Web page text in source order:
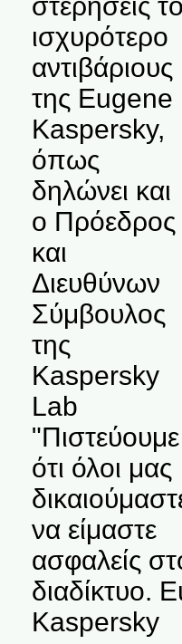
ισχυρότερο
αντιβάριους
της Eugene
Kaspersky,
όπως
δηλώνει και
ο Πρόεδρος
και
Διευθύνων
Σύμβουλος
της
Kaspersky
Lab
"Πιστεύουμε
ότι όλοι μας
να είμαστε
ασφαλείς
διαδίκτυο.
Kaspersky